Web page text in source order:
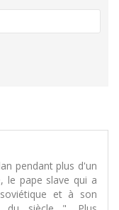
pendant plus d'un
le pape slave qui a
et à son